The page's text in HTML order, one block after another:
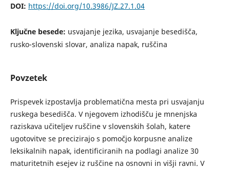
DOI: https://doi.org/10.3986/JZ.27.1.04
Ključne besede: usvajanje jezika, usvajanje besedišča,
rusko-slovenski slovar, analiza napak, ruščina
Povzetek
Prispevek izpostavlja problematična mesta pri usvajanju
ruskega besedišča. V njegovem izhodišču je mnenjska
raziskava učiteljev ruščine v slovenskih šolah, katere
ugotovitve se precizirajo s pomočjo korpusne analize
leksikalnih napak, identificiranih na podlagi analize 30
maturitetnih esejev iz ruščine na osnovni in višji ravni. V